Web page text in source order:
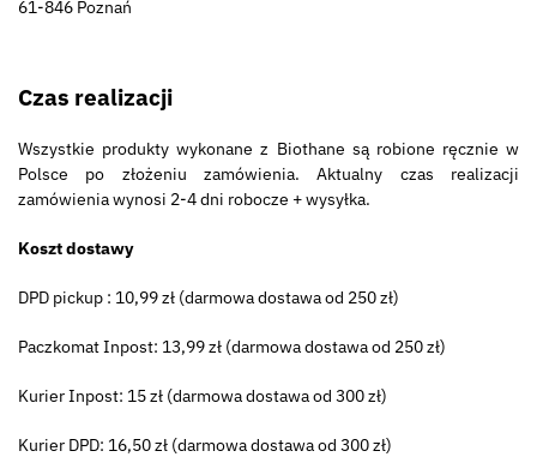
61-846 Poznań
Czas realizacji
Wszystkie produkty wykonane z Biothane są robione ręcznie w
Polsce po złożeniu zamówienia. Aktualny czas realizacji
zamówienia wynosi 2-4 dni robocze + wysyłka.
Koszt dostawy
DPD pickup : 10,99 zł (darmowa dostawa od 250 zł)
Paczkomat Inpost: 13,99 zł (darmowa dostawa od 250 zł)
Kurier Inpost: 15 zł (darmowa dostawa od 300 zł)
Kurier DPD: 16,50 zł (darmowa dostawa od 300 zł)